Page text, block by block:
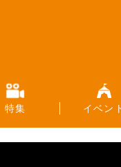
特集 イベン